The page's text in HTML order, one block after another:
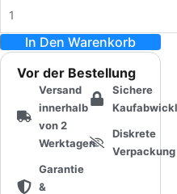
In Den Warenkorb
Vor der Bestellung
Versand
innerhalb
von 2
Werktagen
Garantie
&
Sichere
Diskrete
Verpackung